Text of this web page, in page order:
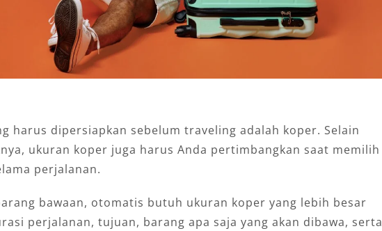
harus dipersiapkan sebelum traveling adalah koper. Selain
ukuran koper juga harus Anda pertimbangkan saat memilih
perjalanan.
bawaan, otomatis butuh ukuran koper yang lebih besar
perjalanan, tujuan, barang apa saja yang akan dibawa, serta